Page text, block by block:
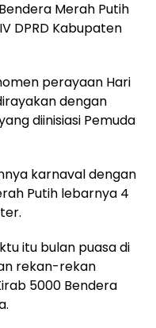
Merah Putih
DPRD Kabupaten
perayaan Hari
dengan
diinisiasi Pemuda
karnaval dengan
Putih lebarnya 4
itu bulan puasa di
rekan-rekan
5000 Bendera